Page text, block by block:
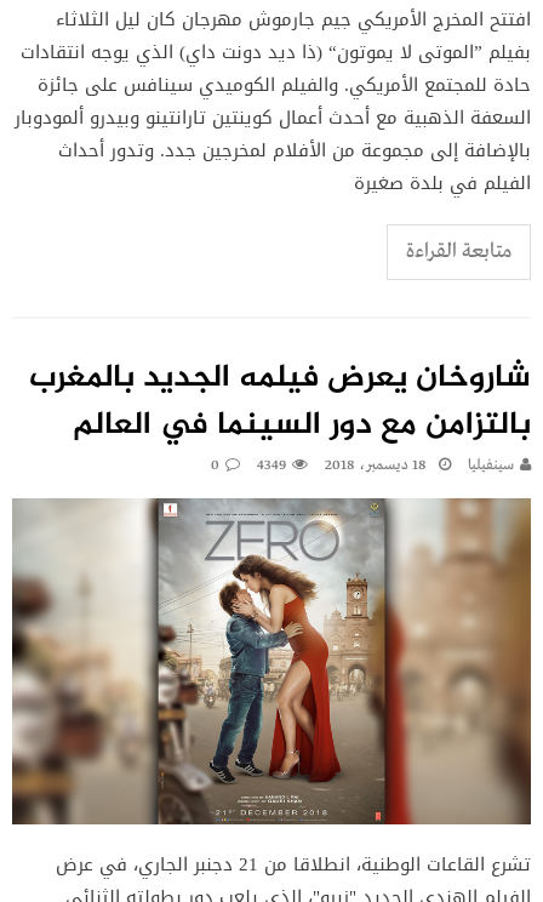
افتتح المخرج الأمريكي جيم جارموش مهرجان كان ليل الثلاثاء
بفيلم ”الموتى لا يموتون“ (ذا ديد دونت داي) الذي يوجه انتقادات
حادة للمجتمع الأمريكي. والفيلم الكوميدي سينافس على جائزة
السعفة الذهبية مع أحدث أعمال كوينتين تارانتينو وبيدرو ألمودوبار
بالإضافة إلى مجموعة من الأفلام لمخرجين جدد. وتدور أحداث
الفيلم في بلدة صغيرة
متابعة القراءة
شاروخان يعرض فيلمه الجديد بالمغرب
بالتزامن مع دور السينما في العالم
سينفيليا 18 ديسمبر، 2018 4349
0
تشرع القاعات الوطنية، انطلاقا من 21 دجنبر الجاري، في عرض